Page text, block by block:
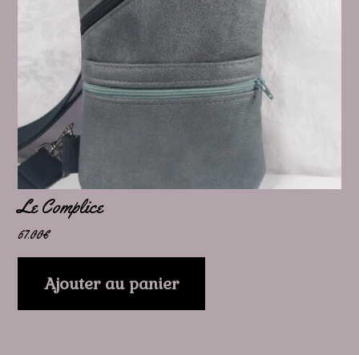
Le Complice
67.00€
Ajouter au panier